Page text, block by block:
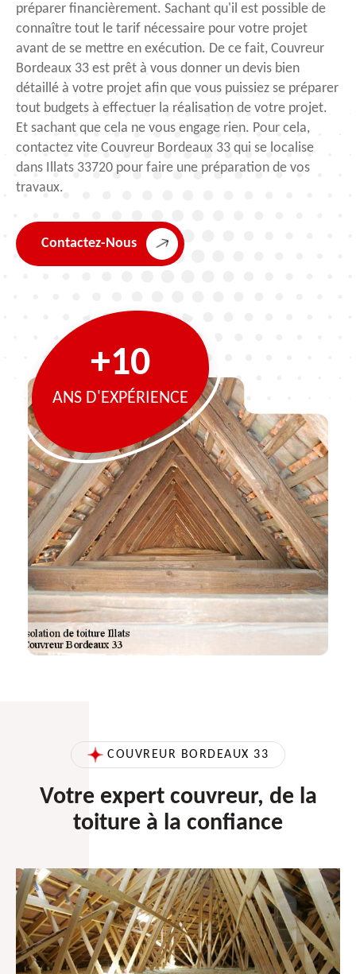
préparer financièrement. Sachant qu'il est possible de
connaître tout le tarif nécessaire pour votre projet
avant de se mettre en exécution. De ce fait, Couvreur
Bordeaux 33 est prêt à vous donner un devis bien
détaillé à votre projet afin que vous puissiez se préparer
tout budgets à effectuer la réalisation de votre projet.
Et sachant que cela ne vous engage rien. Pour cela,
contactez vite Couvreur Bordeaux 33 qui se localise
dans Illats 33720 pour faire une préparation de vos
travaux.
Contactez-Nous
+10
ANS D'EXPÉRIENCE
COUVREUR BORDEAUX 33
Votre expert couvreur, de la
toiture à la confiance